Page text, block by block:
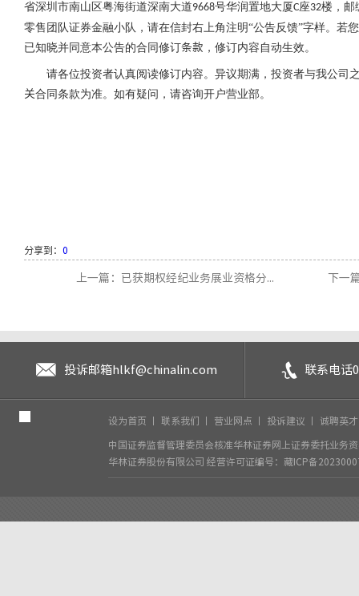
省深圳市南山区粤海街道深南大道9668号华润置地大厦C座32楼，邮
零售团队证券金融小队，请在信封右上角注明“公告反馈”字样。若您
已知晓并同意本公告的合同 修订条款 ，修订内容自动生效。
请各位投资者认真阅读修订内容。异议期满，投资者与我公司
关合同条款为准。如有疑问，请咨询开户营业部。
分享到： 0
上一篇：已获期权经纪业务展业资格分... 下一
投诉邮箱 hlkf@chinalin.com 联系电话
设为首页 联系我们 营业网点 投诉建议 诚聘英
中国证券监督管理委员会核准华林证券网上证券委托业务
华林证券股份有限公司 经营许可证编号：藏ICP备